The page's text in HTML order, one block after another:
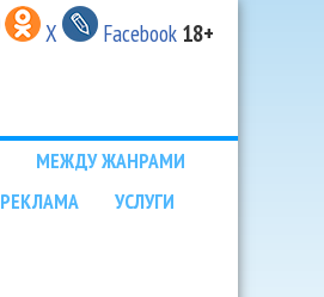
X Facebook 18+
МЕЖДУ ЖАНРАМИ
РЕКЛАМА
УСЛУГИ